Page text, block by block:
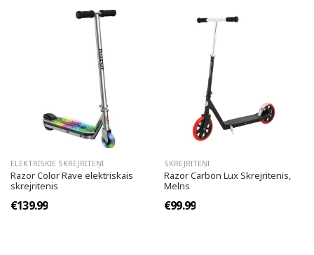
ELEKTRISKIE SKREJRITEŅI
Razor Color Rave elektriskais
skrejritenis
€139.99
SKREJRITEŅI
Razor Carbon Lux Skrejritenis,
Melns
€99.99